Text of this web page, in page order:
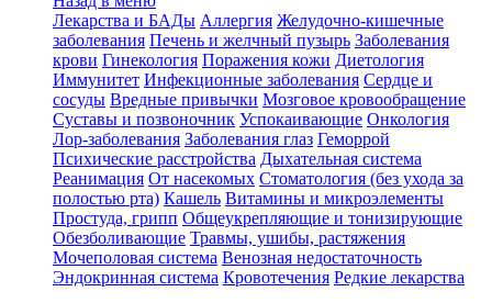
Лекарства и БАДы Аллергия Желудочно-кишечные
заболевания Печень и желчный пузырь Заболевания
крови Гинекология Поражения кожи Диетология
Иммунитет Инфекционные заболевания Сердце и
сосуды Вредные привычки Мозговое кровообращение
Суставы и позвоночник Успокаивающие Онкология
Лор-заболевания Заболевания глаз Геморрой
Психические расстройства Дыхательная система
Реанимация От насекомых Стоматология (без ухода за
полостью рта) Кашель Витамины и микроэлементы
Простуда, грипп Общеукрепляющие и тонизирующие
Обезболивающие Травмы, ушибы, растяжения
Мочеполовая система Венозная недостаточность
Эндокринная система Кровотечения Редкие лекарства